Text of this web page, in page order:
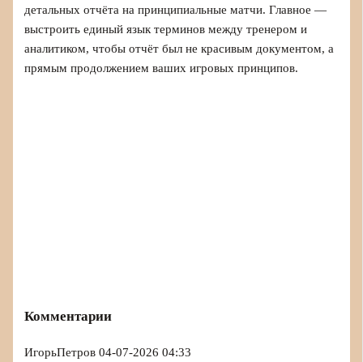
детальных отчёта на принципиальные матчи. Главное —
выстроить единый язык терминов между тренером и
аналитиком, чтобы отчёт был не красивым документом, а
прямым продолжением ваших игровых принципов.
Комментарии
ИгорьПетров 04-07-2026 04:33